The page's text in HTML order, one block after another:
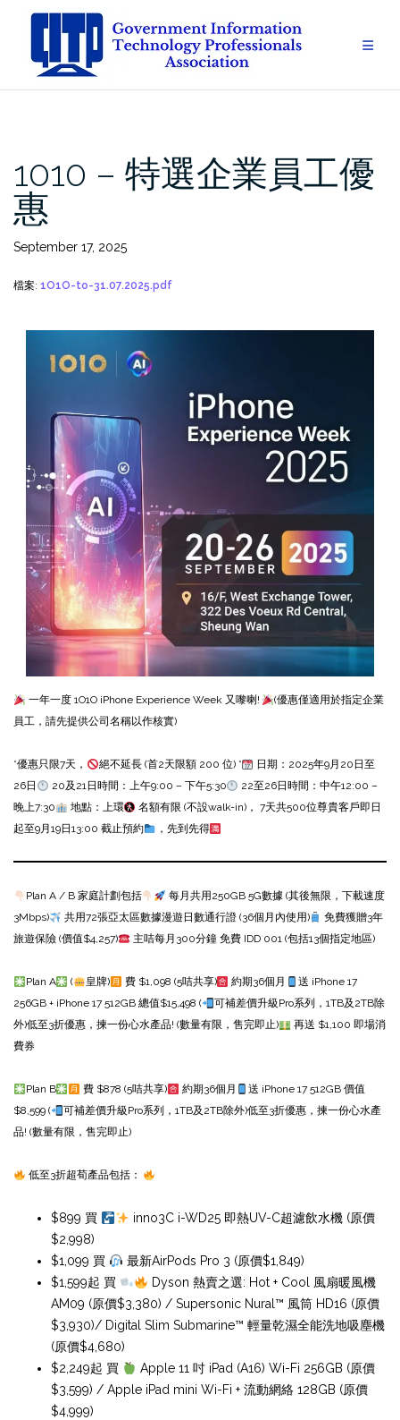
content
1010 – 特選企業員工優
惠
September 17, 2025
檔案: 1O1O-to-31.07.2025.pdf
一年一度 1O1O iPhone Experience Week 又嚟喇!
(優惠僅適用於指定企業
員工，請先提供公司名稱以作核實)
*優惠只限7天， 絕不延長 (首2天限額 200 位) *
日期：2025年9月20日至
26日
20及21日時間：上午9:00 – 下午5:30
22至26日時間：中午12:00 –
晚上7:30
地點：上環 名額有限 (不設walk-in)， 7天共500位尊貴客戶即日
起至9月19日13:00 截止預約
，先到先得
Plan A / B 家庭計劃包括
每月共用250GB 5G數據 (其後無限，下載速度
3Mbps)
共用72張亞太區數據漫遊日數通行證 (36個月內使用)
免費獲贈3年
旅遊保險 (價值$4,257)
主咭每月300分鐘 免費 IDD 001 (包括13個指定地區)
Plan A ( 皇牌) 費 $1,098 (5咭共享) 約期36個月
送 iPhone 17
256GB + iPhone 17 512GB 總值$15,498 (
可補差價升級Pro系列，1TB及2TB除
外)低至3折優惠，揀一份心水產品! (數量有限，售完即止)
再送 $1,100 即場消
費券
Plan B 費 $878 (5咭共享) 約期36個月
送 iPhone 17 512GB 價值
$8,599 (
可補差價升級Pro系列，1TB及2TB除外)低至3折優惠，揀一份心水產
品! (數量有限，售完即止)
低至3折超荀產品包括：
$899 買
inno3C i-WD25 即熱UV-C超濾飲水機 (原價
$2,998)
$1,099 買
最新AirPods Pro 3 (原價$1,849)
$1,599起 買
Dyson 熱賣之選: Hot + Cool 風扇暖風機
AM09 (原價$3,380) / Supersonic Nural™️ 風筒 HD16 (原價
$3,930)/ Digital Slim Submarine™️ 輕量乾濕全能洗地吸塵機
(原價$4,680)
$2,249起 買
Apple 11 吋 iPad (A16) Wi-Fi 256GB (原價
$3,599) / Apple iPad mini Wi-Fi + 流動網絡 128GB (原價
$4,999)